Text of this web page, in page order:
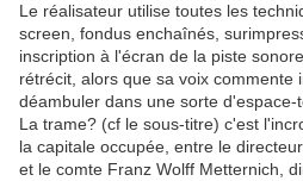
Le réalisateur utilise toutes les
screen, fondus enchaînés,
inscription à l'écran de la piste sonore
rétrécit, alors que sa voix commente
déambuler dans une sorte
La trame? (cf le sous-titre) c'est
la capitale occupée, entre le
et le comte Franz Wolff Metternich,